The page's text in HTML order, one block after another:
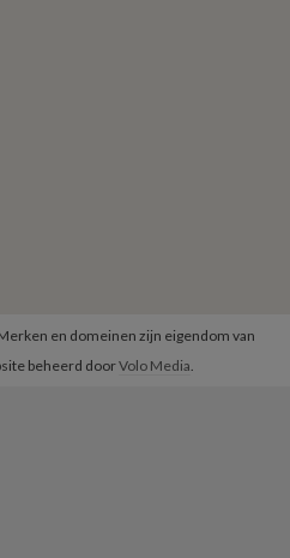
en domeinen zijn eigendom van
beheerd doorVolo Media.